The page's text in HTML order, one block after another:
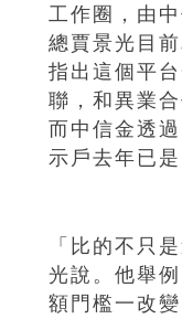
工作圈，由
總賈景光目
指出這個平
聯，和異業
而中信金透
示戶去年已是
「比的不只
光說。他舉
額門檻一改